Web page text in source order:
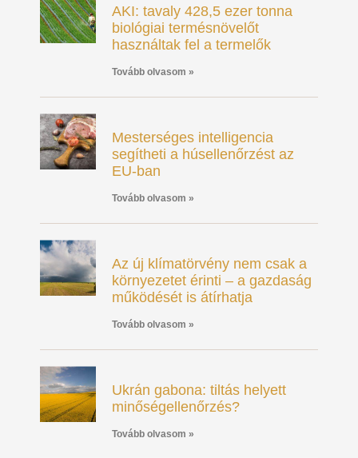
AKI: tavaly 428,5 ezer tonna
biológiai termésnövelőt
használtak fel a termelők
Tovább olvasom »
Mesterséges intelligencia
segítheti a húsellenőrzést az
EU-ban
Tovább olvasom »
Az új klímatörvény nem csak a
környezetet érinti – a gazdaság
működését is átírhatja
Tovább olvasom »
Ukrán gabona: tiltás helyett
minőségellenőrzés?
Tovább olvasom »